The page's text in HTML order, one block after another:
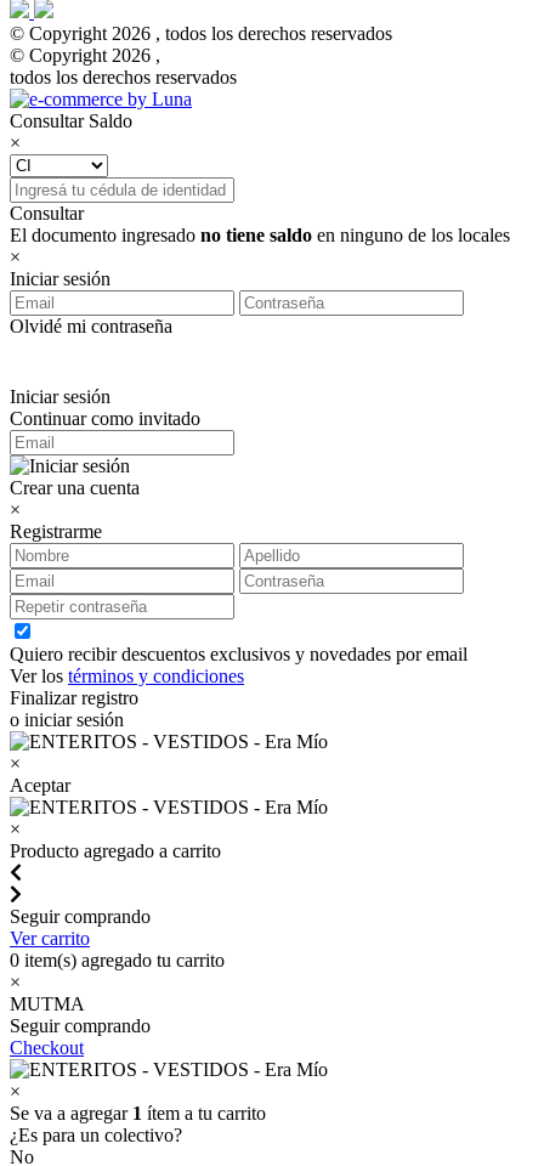
© Copyright 2026 , todos los derechos reservados
© Copyright 2026 ,
todos los derechos reservados
Consultar Saldo
×
Consultar
El documento ingresado no tiene saldo en ninguno de los locales
×
Iniciar sesión
Olvidé mi contraseña
Iniciar sesión
Continuar como invitado
Crear una cuenta
×
Registrarme
Quiero recibir descuentos exclusivos y novedades por email
Ver los términos y condiciones
Finalizar registro
o iniciar sesión
×
Aceptar
×
Producto agregado a carrito
Seguir comprando
Ver carrito
0 item(s) agregado tu carrito
×
MUTMA
Seguir comprando
Checkout
×
Se va a agregar 1 ítem a tu carrito
¿Es para un colectivo?
No